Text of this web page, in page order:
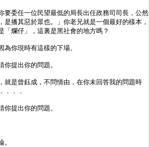
委任一位民望最低的局長出任政務司司長，公然
播其惡於眾也。」你老兄就是一個最好的樣本，
「爛仔」，這裏是黑社會的地方嗎？
你現時有這樣的下場。
提出你的問題。
就是曾鈺成，不問情由，在你未回答我的問題時
．．．
提出你的問題。